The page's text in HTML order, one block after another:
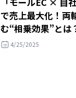
で売上最大化！両
む“相乗効果”とは
4/25/2025